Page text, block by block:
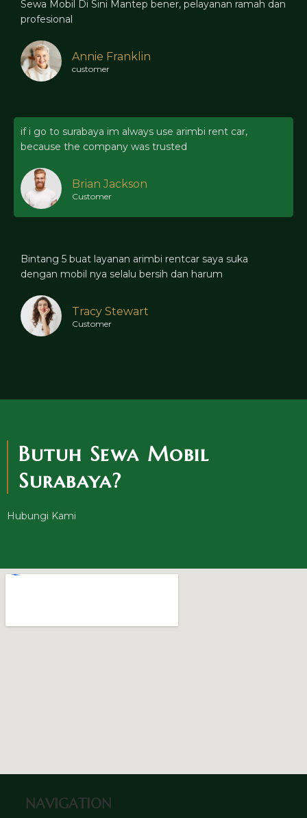
Sewa Mobil Di Sini Mantep bener, pelayanan ramah dan
profesional
Annie Franklin
customer
if i go to surabaya im always use arimbi rent car,
because the company was trusted
Brian Jackson
Customer
Bintang 5 buat layanan arimbi rentcar saya suka
dengan mobil nya selalu bersih dan harum
Tracy Stewart
Customer
Butuh Sewa Mobil
Surabaya?
Hubungi Kami
NAVIGATION